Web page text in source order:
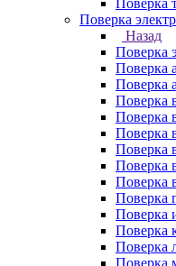
Поверка
Поверка
Назад
Поверка
Поверка
Поверка
Поверка
Поверка
Поверка
Поверка
Поверка
Поверка
Поверка
Поверка
Поверка
Поверка
Поверка